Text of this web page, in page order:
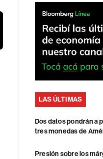
LAS ÚLTIMAS
Dos datos pondrán a
tres monedas de
Presión sobre los